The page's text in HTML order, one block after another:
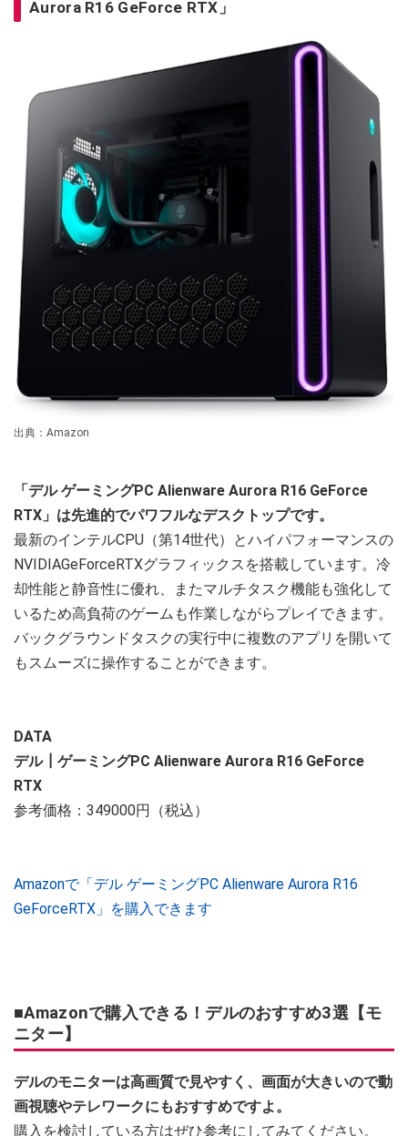
Aurora R16 GeForce RTX」
出典：Amazon
「デル ゲーミングPC Alienware Aurora R16 GeForce
RTX」は先進的でパワフルなデスクトップです。
最新のインテルCPU（第14世代）とハイパフォーマンスの
NVIDIAGeForceRTXグラフィックスを搭載しています。冷
却性能と静音性に優れ、またマルチタスク機能も強化して
いるため高負荷のゲームも作業しながらプレイできます。
バックグラウンドタスクの実行中に複数のアプリを開いて
もスムーズに操作することができます。
DATA
デル┃ゲーミングPC Alienware Aurora R16 GeForce
RTX
参考価格：349000円（税込）
Amazonで「デル ゲーミングPC Alienware Aurora R16
GeForceRTX」を購入できます
■Amazonで購入できる！デルのおすすめ3選【モ
ニター】
デルのモニターは高画質で見やすく、画面が大きいので動
画視聴やテレワークにもおすすめですよ。
購入を検討している方はぜひ参考にしてみてください。